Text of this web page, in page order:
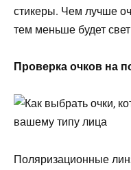
стикеры. Чем лучше
тем меньше будет
Проверка очков на
Поляризационные